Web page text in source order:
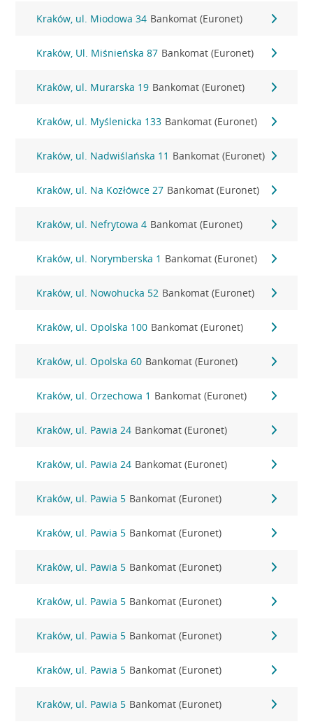
Kraków, ul. Miodowa 34 Bankomat (Euronet)
Kraków, Ul. Miśnieńska 87 Bankomat (Euronet)
Kraków, ul. Murarska 19 Bankomat (Euronet)
Kraków, ul. Myślenicka 133 Bankomat (Euronet)
Kraków, ul. Nadwiślańska 11 Bankomat (Euronet)
Kraków, ul. Na Kozłówce 27 Bankomat (Euronet)
Kraków, ul. Nefrytowa 4 Bankomat (Euronet)
Kraków, ul. Norymberska 1 Bankomat (Euronet)
Kraków, ul. Nowohucka 52 Bankomat (Euronet)
Kraków, ul. Opolska 100 Bankomat (Euronet)
Kraków, ul. Opolska 60 Bankomat (Euronet)
Kraków, ul. Orzechowa 1 Bankomat (Euronet)
Kraków, ul. Pawia 24 Bankomat (Euronet)
Kraków, ul. Pawia 24 Bankomat (Euronet)
Kraków, ul. Pawia 5 Bankomat (Euronet)
Kraków, ul. Pawia 5 Bankomat (Euronet)
Kraków, ul. Pawia 5 Bankomat (Euronet)
Kraków, ul. Pawia 5 Bankomat (Euronet)
Kraków, ul. Pawia 5 Bankomat (Euronet)
Kraków, ul. Pawia 5 Bankomat (Euronet)
Kraków, ul. Pawia 5 Bankomat (Euronet)